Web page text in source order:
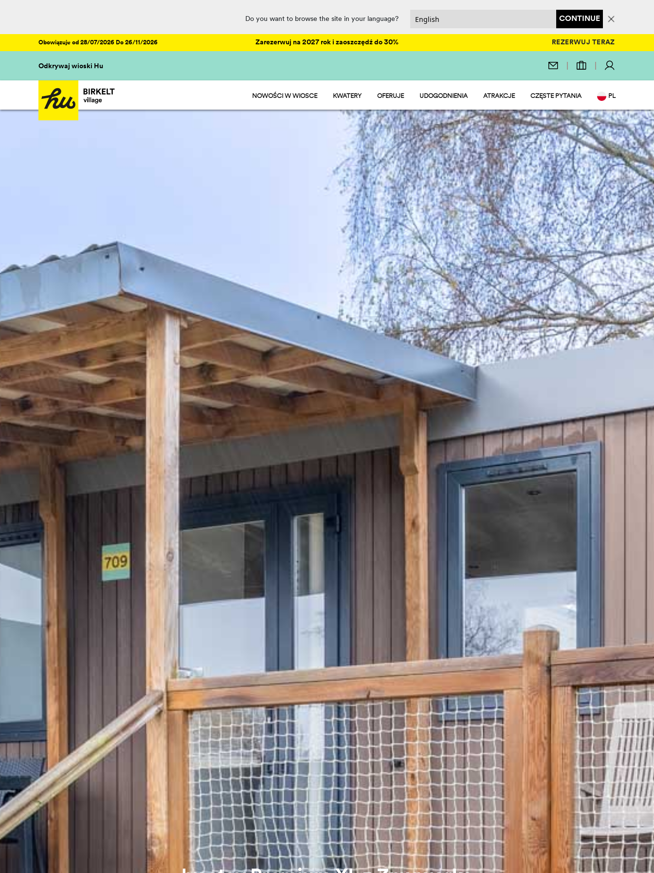
Do you want to browse the site in your language? CONTINUE
Obowiązuje od 28/07/2026 Do 26/11/2026 Zarezerwuj na 2027 rok i zaoszczędź do 30% REZERWUJ TERAZ
Odkrywaj wioski Hu
NOWOŚCI W WIOSCE KWATERY
HU CAMP
HU GLAMP
OFERUJE UDOGODNIENIA
PARK WODNY
RESTAURACJE I SKLEP
SPORT I ZABAWA
PET FRIENDLY
ATRAKCJE CZĘSTE PYTANIA PL
IT
DE
NL
FR